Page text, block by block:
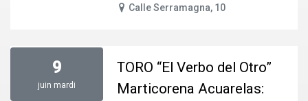
Calle Serramagna, 10
9
juin mardi
TORO “El Verbo del Otro”
Marticorena Acuarelas: